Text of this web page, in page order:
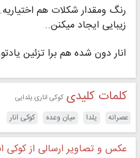
رنگ ومقدار شکلات هم
زیبایی ایجاد میکنن..
انار دون شده هم برا تزئین
کلمات کلیدی کوکی اناری یلدایی
عصرانه یلدا میان وعده کوکی انار
عکس و تصاویر ارسالی از کوکی